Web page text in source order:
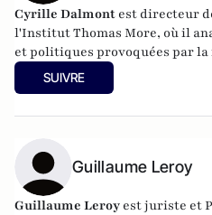
Cyrille Dalmont est directeur
l'Institut Thomas More, où il
et politiques provoquées par
nos sociétés. Ses recherches
axes principaux : les questions
national que de l’Union
SUIVRE
Guillaume Leroy
Guillaume Leroy est juriste et